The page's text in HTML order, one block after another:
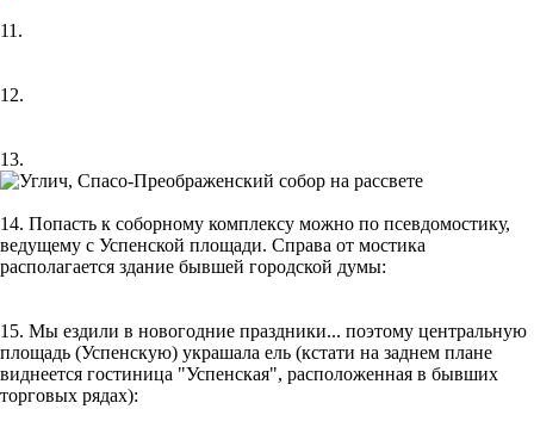
11.
12.
13.
14. Попасть к соборному комплексу можно по псевдомостику,
ведущему с Успенской площади. Справа от мостика
располагается здание бывшей городской думы:
15. Мы ездили в новогодние праздники... поэтому центральную
площадь (Успенскую) украшала ель (кстати на заднем плане
виднеется гостиница "Успенская", расположенная в бывших
торговых рядах):